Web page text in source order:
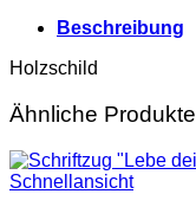
Beschreibung
Holzschild
Ähnliche Produkte
Schnellansicht